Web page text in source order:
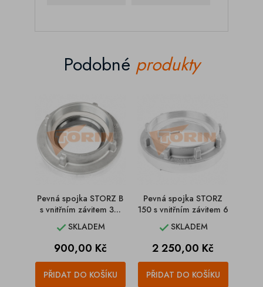
Podobné produkty
Pevná spojka STORZ B
s vnitřním závitem 3...
SKLADEM
Cena
900,00 Kč
PŘIDAT DO KOŠÍKU
Pevná spojka STORZ
150 s vnitřním závitem 6
SKLADEM
Cena
2 250,00 Kč
PŘIDAT DO KOŠÍKU